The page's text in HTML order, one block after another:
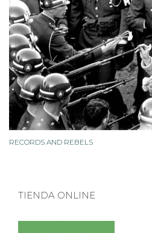
RECORDS AND REBELS
TIENDA ONLINE